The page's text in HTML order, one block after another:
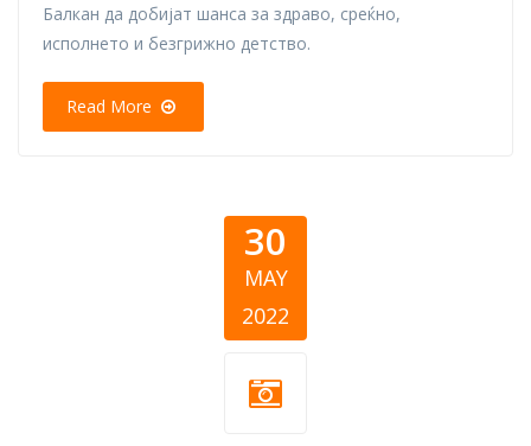
Балкан да добијат шанса за здраво, среќно,
исполнето и безгрижно детство.
Read More
30
MAY
2022